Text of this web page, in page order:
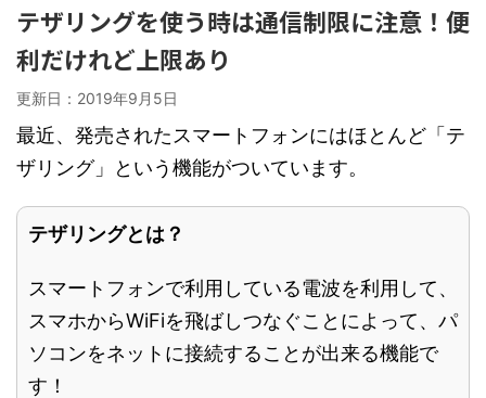
テザリングを使う時は通信制限に注意！便
利だけれど上限あり
更新日： 2019年9月5日
最近、発売されたスマートフォンにはほとんど「テ
ザリング」という機能がついています。
テザリングとは？
スマートフォンで利用している電波を利用して、
スマホからWiFiを飛ばしつなぐことによって、パ
ソコンをネットに接続することが出来る機能で
す！